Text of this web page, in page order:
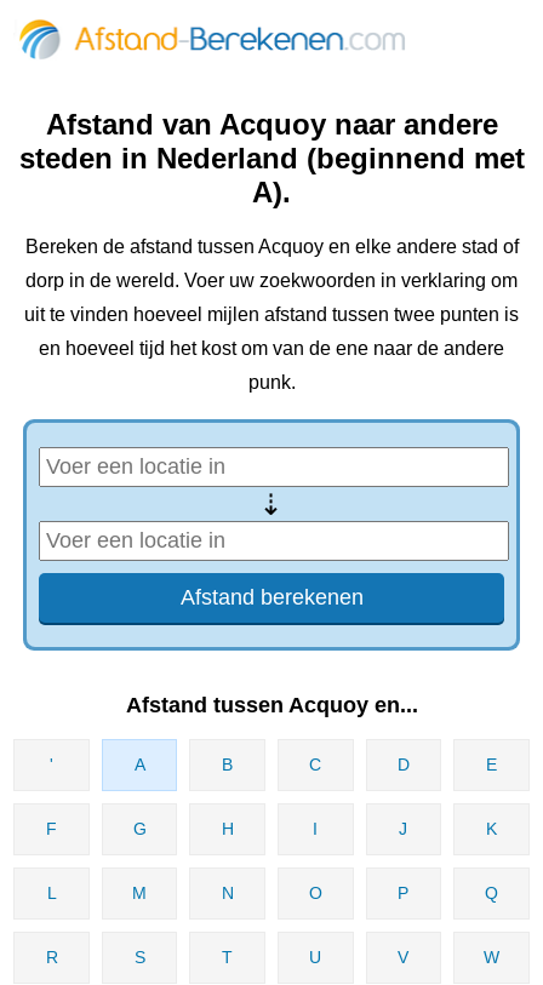
Afstand van Acquoy naar andere
steden in Nederland (beginnend met
A).
Bereken de afstand tussen Acquoy en elke andere stad of
dorp in de wereld. Voer uw zoekwoorden in verklaring om
uit te vinden hoeveel mijlen afstand tussen twee punten is
en hoeveel tijd het kost om van de ene naar de andere
punk.
⇢
Afstand tussen Acquoy en...
' A B C D E
F G H I J K
L M N O P Q
R S T U V W